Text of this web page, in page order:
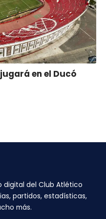
en el Ducó
digital del Club Atlético
partidos, estadísticas,
más.